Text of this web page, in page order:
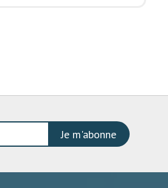
Je m'abonne